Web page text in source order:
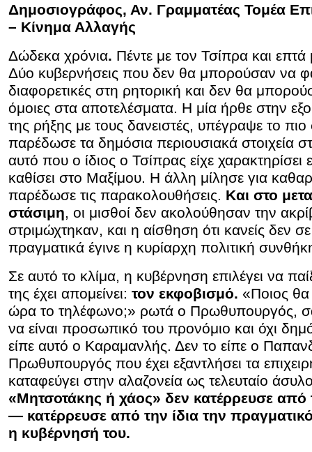
Δημοσιογράφος, Αν. Γραμματέας Τομέα
– Κίνημα Αλλαγής
Δώδεκα χρόνια. Πέντε με τον Τσίπρα και
Δύο κυβερνήσεις που δεν θα μπορούσαν να
διαφορετικές στη ρητορική και δεν θα
όμοιες στα αποτελέσματα. Η μία ήρθε στην
της ρήξης με τους δανειστές, υπέγραψε το
παρέδωσε τα δημόσια περιουσιακά στοιχεία
αυτό που ο ίδιος ο Τσίπρας είχε
καθίσει στο Μαξίμου. Η άλλη μίλησε για
παρέδωσε τις παρακολουθήσεις. Και στο
στάσιμη, οι μισθοί δεν ακολούθησαν την
στριμώχτηκαν, και η αίσθηση ότι κανείς δεν
πραγματικά έγινε η κυρίαρχη πολιτική
Σε αυτό το κλίμα, η κυβέρνηση επιλέγει να
της έχει απομείνει: τον εκφοβισμό. «Ποιος θα
ώρα το τηλέφωνο;» ρωτά ο Πρωθυπουργός,
να είναι προσωπικό του προνόμιο και όχι
είπε αυτό ο Καραμανλής. Δεν το είπε ο
Πρωθυπουργός που έχει εξαντλήσει τα
καταφεύγει στην αλαζονεία ως τελευταίο
«Μητσοτάκης ή χάος» δεν κατέρρευσε από
— κατέρρευσε από την ίδια την
η κυβέρνησή του.